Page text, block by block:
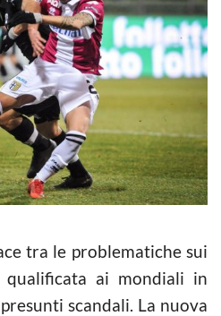
tra le problematiche sui
ai mondiali in
scandali. La nuova